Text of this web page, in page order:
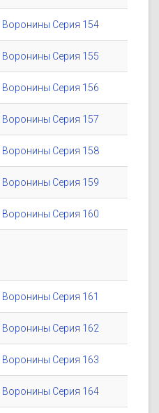
Серия 154
Серия 155
Серия 156
Серия 157
Серия 158
Серия 159
Серия 160
Серия 161
Серия 162
Серия 163
Серия 164